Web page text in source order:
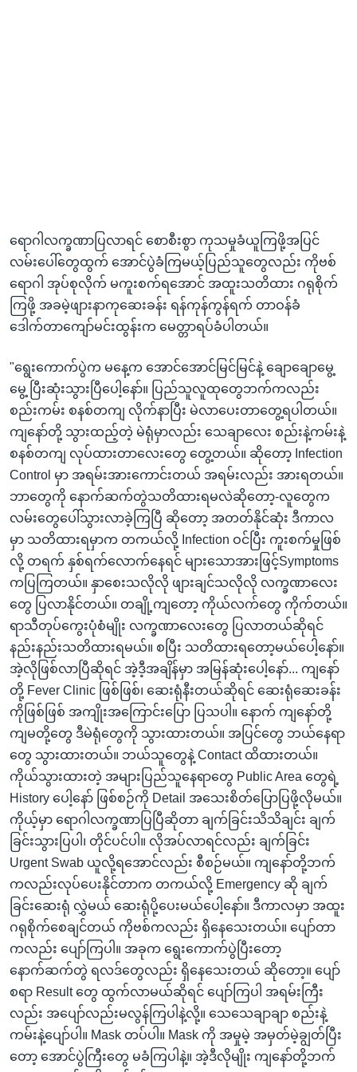
ရောဂါလက္ခဏာပြလာရင် စောစီးစွာ ကုသမှုခံယူကြဖို့အပြင်
လမ်းပေါ်တွေထွက် အောင်ပွဲခံကြမယ့်ပြည်သူတွေလည်း ကိုဗစ်
ရောဂါ အုပ်စုလိုက် မကူးစက်ရအောင် အထူးသတိထား ဂရုစိုက်
ကြဖို့ အခမဲ့ဖျားနာကုဆေးခန်း ရန်ကုန်ကွန်ရက် တာဝန်ခံ
ဒေါက်တာကျော်မင်းထွန်းက မေတ္တာရပ်ခံပါတယ်။
"ရွေးကောက်ပွဲက မနေ့က အောင်အောင်မြင်မြင်နဲ့ ချောချောမွေ့
မွေ့ ပြီးဆုံးသွားပြီပေါ့နော်။ ပြည်သူလူထုတွေဘက်ကလည်း
စည်းကမ်း စနစ်တကျ လိုက်နာပြီး မဲလာပေးတာတွေ့ရပါတယ်။
ကျနော်တို့ သွားထည့်တဲ့ မဲရုံမှာလည်း သေချာလေး စည်းနဲ့ကမ်းနဲ့
စနစ်တကျ လုပ်ထားတာလေးတွေ တွေ့တယ်။ ဆိုတော့ Infection
Control မှာ အရမ်းအားကောင်းတယ် အရမ်းလည်း အားရတယ်။
ဘာတွေကို နောက်ဆက်တွဲသတိထားရမလဲဆိုတော့-လူတွေက
လမ်းတွေပေါ်သွားလာခဲ့ကြပြီ ဆိုတော့ အတတ်နိုင်ဆုံး ဒီကာလ
မှာ သတိထားရမှာက တကယ်လို့ Infection ဝင်ပြီး ကူးစက်မှုဖြစ်
လို့ တရက် နှစ်ရက်လောက်နေရင် များသောအားဖြင့်Symptoms
ကပြကြတယ်။ နှာစေးသလိုလို ဖျားချင်သလိုလို လက္ခဏာလေး
တွေ ပြလာနိုင်တယ်။ တချို့ကျတော့ ကိုယ်လက်တွေ ကိုက်တယ်။
ရာသီတုပ်ကွေးပုံစံမျိုး လက္ခဏာလေးတွေ ပြလာတယ်ဆိုရင်
နည်းနည်းသတိထားရမယ်။ စပြီး သတိထားရတော့မယ်ပေါ့နော်။
အဲ့လိုဖြစ်လာပြီဆိုရင် အဲ့ဒီ့အချိန်မှာ အမြန်ဆုံးပေါ့နော်... ကျနော်
တို့ Fever Clinic ဖြစ်ဖြစ်၊ ဆေးရုံနီးတယ်ဆိုရင် ဆေးရုံဆေးခန်း
ကိုဖြစ်ဖြစ် အကျိုးအကြောင်းပြော ပြသပါ။ နောက် ကျနော်တို့
ကျမတို့တွေ ဒီမဲရုံတွေကို သွားထားတယ်။ အပြင်တွေ ဘယ်နေရာ
တွေ သွားထားတယ်။ ဘယ်သူတွေနဲ့ Contact ထိထားတယ်။
ကိုယ်သွားထားတဲ့ အများပြည်သူနေရာတွေ Public Area တွေရဲ့
History ပေါ့နော် ဖြစ်စဉ်ကို Detail အသေးစိတ်ပြောပြဖို့လိုမယ်။
ကိုယ့်မှာ ရောဂါလက္ခဏာပြပြီဆိုတာ ချက်ခြင်းသိသိချင်း ချက်
ခြင်းသွားပြပါ၊ တိုင်ပင်ပါ။ လိုအပ်လာရင်လည်း ချက်ခြင်း
Urgent Swab ယူလို့ရအောင်လည်း စီစဉ်မယ်။ ကျနော်တို့ဘက်
ကလည်းလုပ်ပေးနိုင်တာက တကယ်လို့ Emergency ဆို ချက်
ခြင်းဆေးရုံ လွှဲမယ် ဆေးရုံပို့ပေးမယ်ပေါ့နော်။ ဒီကာလမှာ အထူး
ဂရုစိုက်စေချင်တယ် ကိုဗစ်ကလည်း ရှိနေသေးတယ်။ ပျော်တာ
ကလည်း ပျော်ကြပါ။ အခုက ရွေးကောက်ပွဲပြီးတော့
နောက်ဆက်တွဲ ရလဒ်တွေလည်း ရှိနေသေးတယ် ဆိုတော့။ ပျော်
စရာ Result တွေ ထွက်လာမယ်ဆိုရင် ပျော်ကြပါ အရမ်းကြီး
လည်း အပျော်လည်းမလွန်ကြပါနဲ့လို့။ သေသေချာချာ စည်းနဲ့
ကမ်းနဲ့ပျော်ပါ။ Mask တပ်ပါ။ Mask ကို အမှုမဲ့ အမှတ်မဲ့ချွတ်ပြီး
တော့ အောင်ပွဲကြီးတွေ မခံကြပါနဲ့။ အဲ့ဒီလိုမျိုး ကျနော်တို့ဘက်